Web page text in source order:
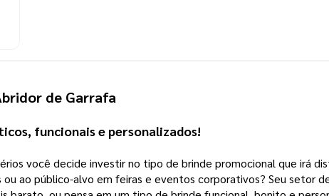
de Garrafa
funcionais e personalizados!
você decide investir no tipo de brinde promocional que irá
ou ao público-alvo em feiras e eventos corporativos? Seu setor